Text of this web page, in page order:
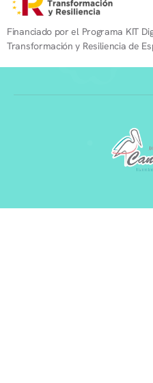
Financiado por el Programa KIT
Transformación y Resiliencia de